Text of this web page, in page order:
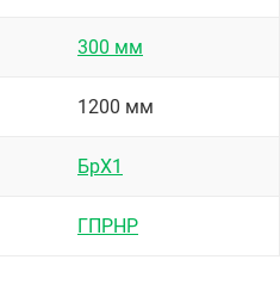
300 мм
1200 мм
БрХ1
ГПРНР